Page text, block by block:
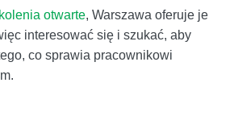
otwarte, Warszawa oferuje je
interesować się i szukać, aby
co sprawia pracownikowi